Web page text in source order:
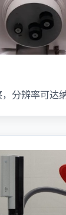
分辨率可达